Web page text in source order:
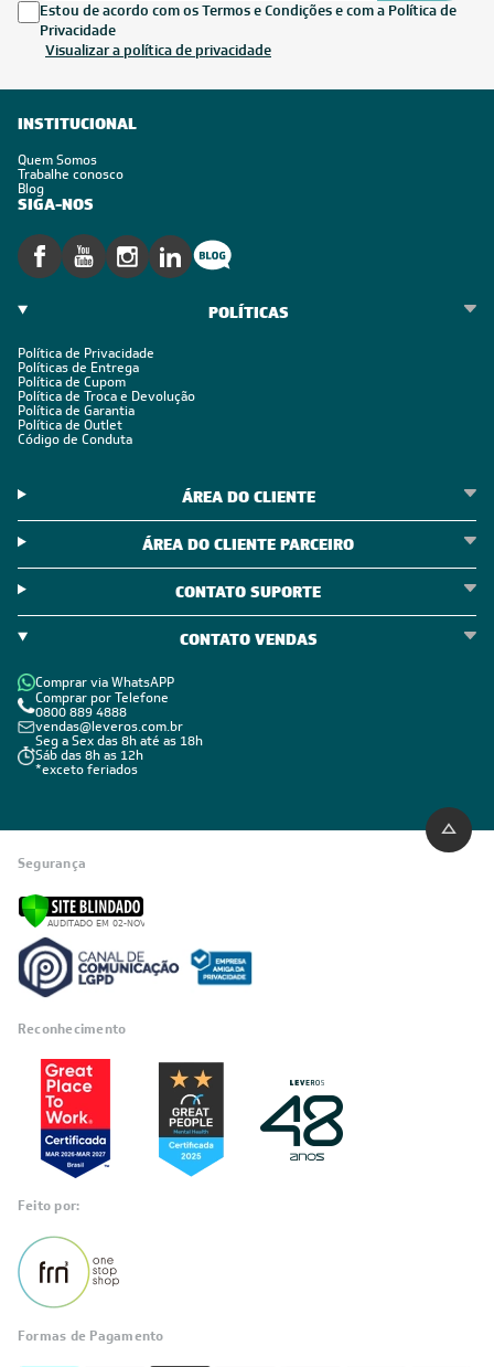
Estou de acordo com os Termos e Condições e com a Política de
Privacidade
Visualizar a política de privacidade
INSTITUCIONAL
Quem Somos
Trabalhe conosco
Blog
SIGA-NOS
POLÍTICAS
Política de Privacidade
Políticas de Entrega
Política de Cupom
Política de Troca e Devolução
Política de Garantia
Política de Outlet
Código de Conduta
ÁREA DO CLIENTE
ÁREA DO CLIENTE PARCEIRO
CONTATO SUPORTE
CONTATO VENDAS
Comprar via WhatsAPP
Comprar por Telefone
0800 889 4888
vendas@leveros.com.br
Seg a Sex das 8h até as 18h
Sáb das 8h as 12h
*exceto feriados
Segurança
Reconhecimento
Feito por:
Formas de Pagamento